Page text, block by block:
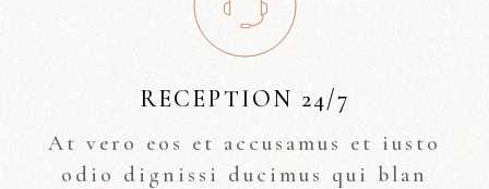
RECEPTION 24/7
At vero eos et accusamus et iusto
odio dignissi ducimus qui blan